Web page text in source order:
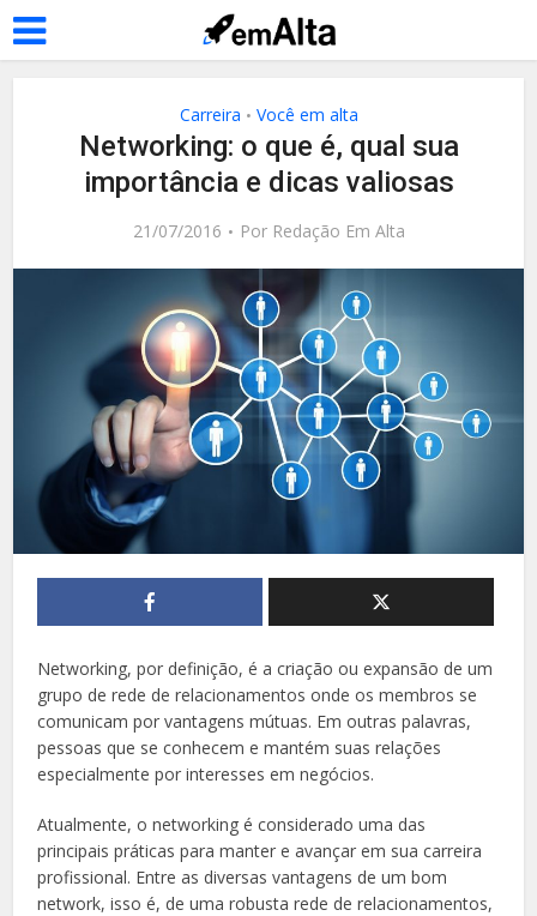
Carreira • Você em alta
Networking: o que é, qual sua
importância e dicas valiosas
21/07/2016 Por Redação Em Alta
Networking, por definição, é a criação ou expansão de um
grupo de rede de relacionamentos onde os membros se
comunicam por vantagens mútuas. Em outras palavras,
pessoas que se conhecem e mantém suas relações
especialmente por interesses em negócios.
Atualmente, o networking é considerado uma das
principais práticas para manter e avançar em sua carreira
profissional. Entre as diversas vantagens de um bom
network, isso é, de uma robusta rede de relacionamentos,